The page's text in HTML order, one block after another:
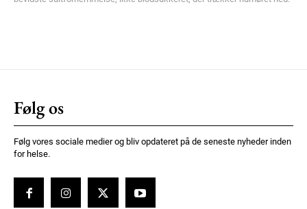
Følg os
Følg vores sociale medier og bliv opdateret på de seneste nyheder inden
for helse.